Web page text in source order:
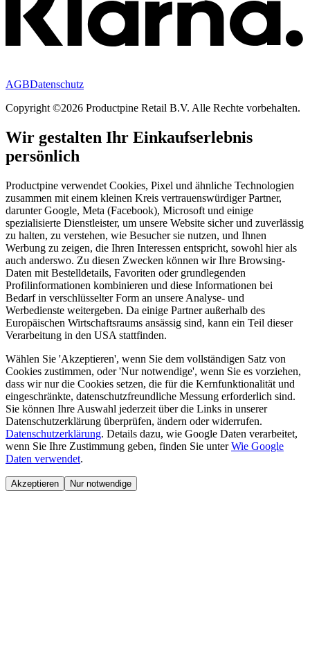
AGBDatenschutz
Copyright ©2026 Productpine Retail B.V. Alle Rechte vorbehalten.
Wir gestalten Ihr Einkaufserlebnis
persönlich
Productpine verwendet Cookies, Pixel und ähnliche Technologien
zusammen mit einem kleinen Kreis vertrauenswürdiger Partner,
darunter Google, Meta (Facebook), Microsoft und einige
spezialisierte Dienstleister, um unsere Website sicher und zuverlässig
zu halten, zu verstehen, wie Besucher sie nutzen, und Ihnen
Werbung zu zeigen, die Ihren Interessen entspricht, sowohl hier als
auch anderswo. Zu diesen Zwecken können wir Ihre Browsing-
Daten mit Bestelldetails, Favoriten oder grundlegenden
Profilinformationen kombinieren und diese Informationen bei
Bedarf in verschlüsselter Form an unsere Analyse- und
Werbedienste weitergeben. Da einige Partner außerhalb des
Europäischen Wirtschaftsraums ansässig sind, kann ein Teil dieser
Verarbeitung in den USA stattfinden.
Wählen Sie 'Akzeptieren', wenn Sie dem vollständigen Satz von
Cookies zustimmen, oder 'Nur notwendige', wenn Sie es vorziehen,
dass wir nur die Cookies setzen, die für die Kernfunktionalität und
eingeschränkte, datenschutzfreundliche Messung erforderlich sind.
Sie können Ihre Auswahl jederzeit über die Links in unserer
Datenschutzerklärung überprüfen, ändern oder widerrufen.
Datenschutzerklärung. Details dazu, wie Google Daten verarbeitet,
wenn Sie Ihre Zustimmung geben, finden Sie unter Wie Google
Daten verwendet.
Akzeptieren Nur notwendige